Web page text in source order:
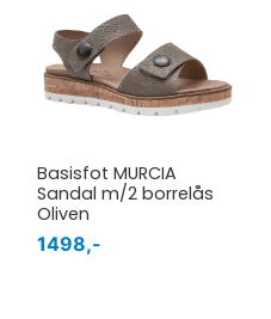
Basisfot MURCIA
Sandal m/2 borrelås
Oliven
1498,-